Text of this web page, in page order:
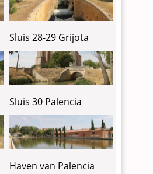
Sluis 28-29 Grijota
Sluis 30 Palencia
Haven van Palencia